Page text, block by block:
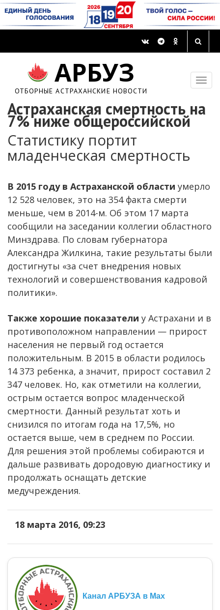
АРБУЗ
ОТБОРНЫЕ АСТРАХАНСКИЕ НОВОСТИ
Астраханская смертность на
7% ниже общероссийской
Статистику портит
младенческая смертность
В 2015 году в Астраханской области умерло
12 528 человек, это на 354 факта смерти
меньше, чем в 2014-м. Об этом 17 марта
сообщили на заседании коллегии областного
Минздрава. По словам губернатора
Александра Жилкина, такие результаты были
достигнуты «за счет внедрения новых
технологий и совершенствования кадровой
политики».
Также хорошие показатели у Астрахани и в
противоположном направлении — прирост
населения не первый год остается
положительным. В 2015 в области родилось
14 373 ребенка, а значит, прирост составил 2
347 человек. Но, как отметили на коллегии,
острым остается вопрос младенческой
смертности. Данный результат хоть и
снизился по итогам года на 17,5%, но
остается выше, чем в среднем по России.
Для решения этой проблемы собираются и
дальше развивать дородовую диагностику и
продолжать оснащать детские
медучреждения.
18 марта 2016, 09:23
Канал АРБУЗА в Max